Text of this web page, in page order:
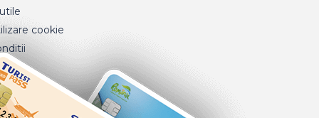
cookie